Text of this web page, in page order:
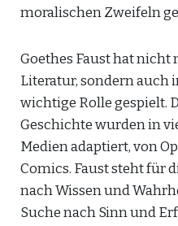
moralischen Zweifeln
Goethes Faust hat
Literatur, sondern auch
wichtige Rolle gespielt.
Geschichte wurden in
Medien adaptiert, von
Comics. Faust steht für
nach Wissen und
Suche nach Sinn und